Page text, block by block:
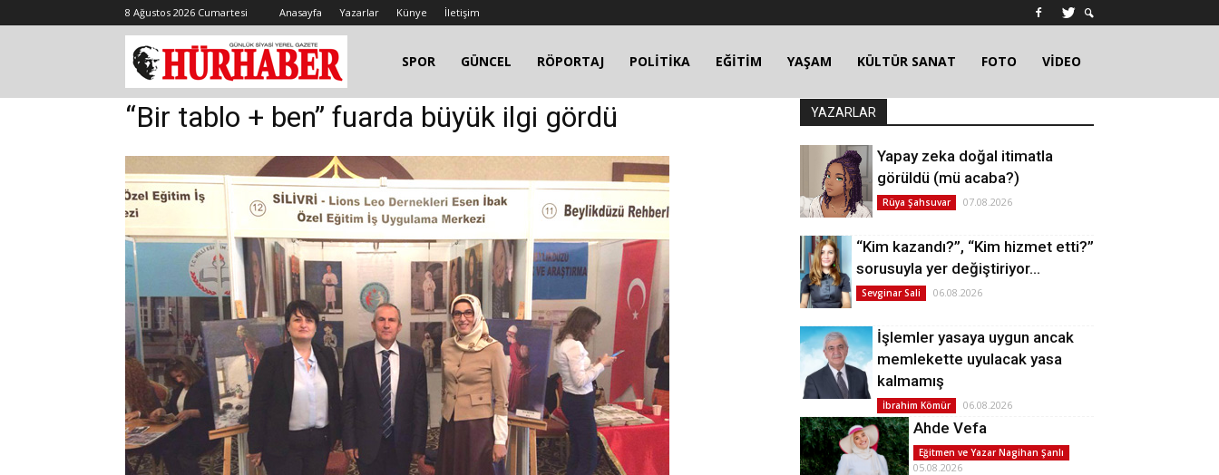
8 Ağustos 2026 Cumartesi Anasayfa Yazarlar Künye İletişim
SPOR GÜNCEL RÖPORTAJ POLİTİKA EĞİTİM YAŞAM KÜLTÜR SANAT FOTO VİDEO
“Bir tablo + ben” fuarda büyük ilgi gördü YAZARLAR
Yapay zeka doğal itimatla
görüldü (mü acaba?)
Rüya Şahsuvar 07.08.2026
“Kim kazandı?”, “Kim hizmet etti?”
sorusuyla yer değiştiriyor…
Sevginar Sali 06.08.2026
İşlemler yasaya uygun ancak
memlekette uyulacak yasa
kalmamış
İbrahim Kömür 06.08.2026
Ahde Vefa
Eğitmen ve Yazar Nagihan Şanlı
05.08.2026